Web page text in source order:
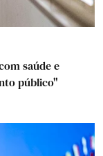
saúde e
público"